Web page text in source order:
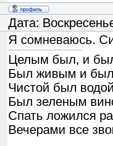
Дата:
Я сомневаюсь.
Целым был, и
Был живым и
Чистой был
Был зеленым
Спать ложился
Вечерами все